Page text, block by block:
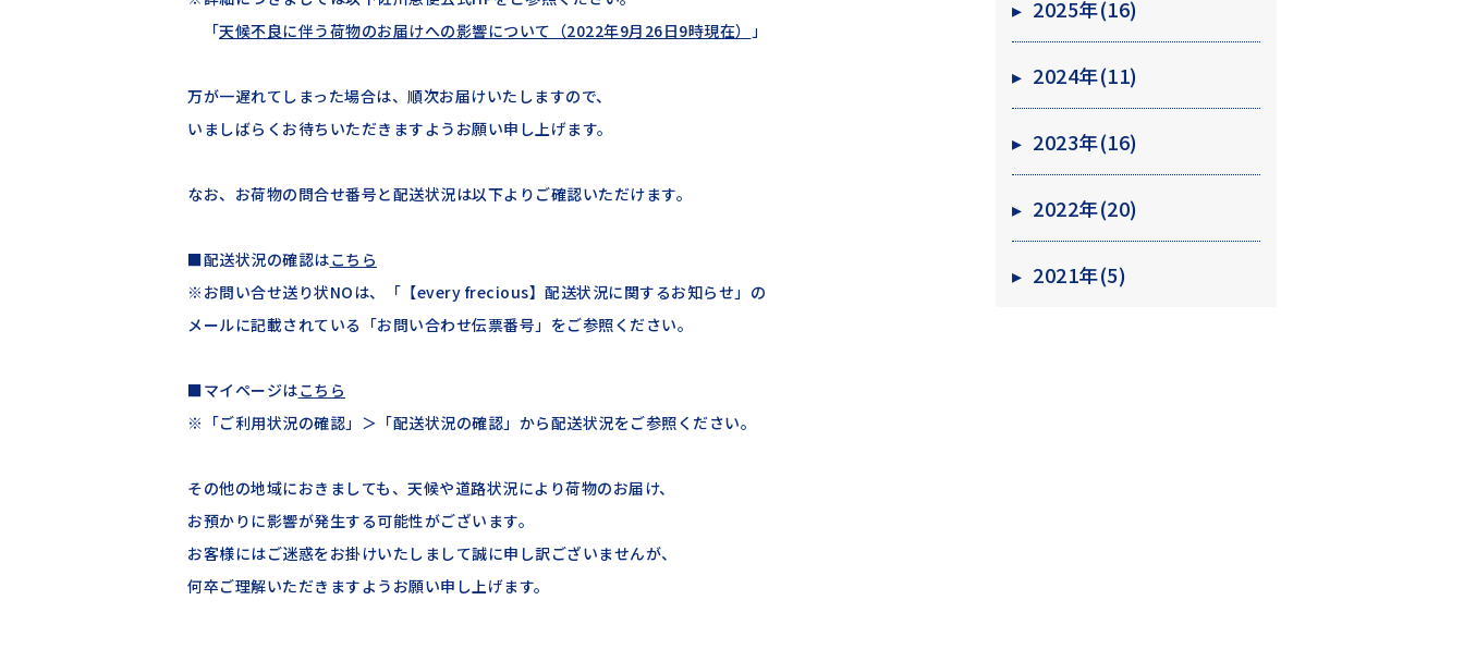
「天候不良に伴う荷物のお届けへの影響について（2022年9月26日9時現在） 」
万が一遅れてしまった場合は、順次お届けいたしますので、
いましばらくお待ちいただきますようお願い申し上げます。
なお、お荷物の問合せ番号と配送状況は以下よりご確認いただけます。
■配送状況の確認はこちら
※お問い合せ送り状NOは、「【every frecious】配送状況に関するお知らせ」の
メールに記載されている「お問い合わせ伝票番号」をご参照ください。
■マイページはこちら
※「ご利用状況の確認」＞「配送状況の確認」から配送状況をご参照ください。
その他の地域におきましても、天候や道路状況により荷物のお届け、
お預かりに影響が発生する可能性がございます。
お客様にはご迷惑をお掛けいたしまして誠に申し訳ございませんが、
何卒ご理解いただきますようお願い申し上げます。
▸ 2025年(16)
▸ 2024年(11)
▸ 2023年(16)
▸ 2022年(20)
▸ 2021年(5)